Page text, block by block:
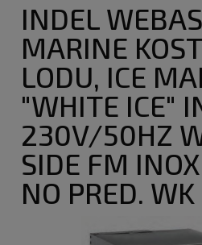
INDEL
MARINE
LODU, ICE
"WHITE ICE"
230V/50HZ
SIDE FM
NO PRED. WK